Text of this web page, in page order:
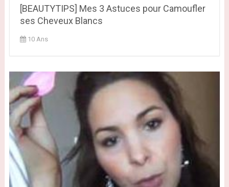
[BEAUTYTIPS] Mes 3 Astuces pour Camoufler
ses Cheveux Blancs
10 Ans